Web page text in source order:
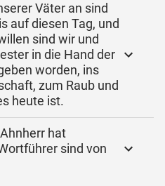
Väter an sind
auf diesen Tag, und
sind wir und
in die Hand der
worden, ins
zum Raub und
heute ist.
hat
sind von